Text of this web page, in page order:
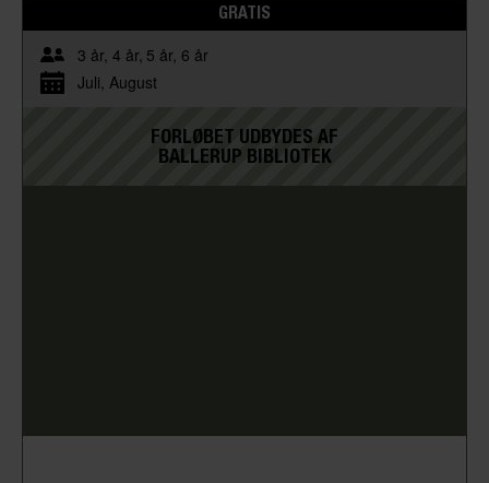
GRATIS
3 år 4 år 5 år 6 år
Juli August
FORLØBET UDBYDES AF
BALLERUP BIBLIOTEK